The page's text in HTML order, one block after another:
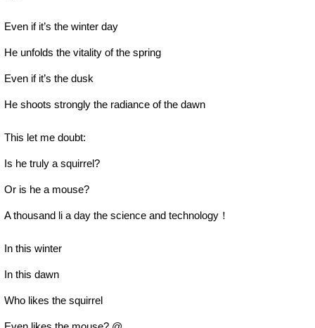
Even if it’s the winter day
He unfolds the vitality of the spring
Even if it’s the dusk
He shoots strongly the radiance of the dawn
This let me doubt:
Is he truly a squirrel?
Or is he a mouse?
A thousand li a day the science and technology！
In this winter
In this dawn
Who likes the squirrel